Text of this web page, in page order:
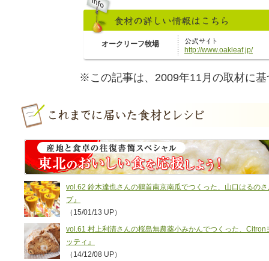
オークリーフ牧場
http://www.oakleaf.jp/
※この記事は、2009年11月の取材に
vol.62 鈴木達也さんの鶴首南京南瓜でつくった、山口はるの
プ』
（15/01/13 UP）
vol.61 村上利清さんの桜島無農薬小みかんでつくった、
ッティ』
（14/12/08 UP）